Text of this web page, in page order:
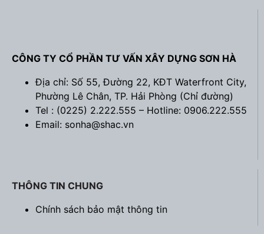
CÔNG TY CỔ PHẦN TƯ VẤN XÂY DỰNG SƠN HÀ
Địa chỉ: Số 55, Đường 22, KĐT Waterfront City,
Phường Lê Chân, TP. Hải Phòng (Chỉ đường)
Tel : (0225) 2.222.555 – Hotline: 0906.222.555
Email: sonha@shac.vn
THÔNG TIN CHUNG
Chính sách bảo mật thông tin